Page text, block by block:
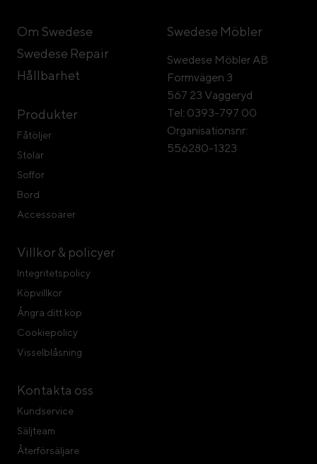
Om Swedese
Swedese Repair
Hållbarhet
Produkter
Fåtöljer
Stolar
Soffor
Bord
Accessoarer
Villkor & policyer
Integritetspolicy
Köpvillkor
Ångra ditt köp
Cookiepolicy
Visselblåsning
Kontakta oss
Kundservice
Säljteam
Återförsäljare
Swedese Möbler
Swedese Möbler AB
Formvägen 3
567 23 Vaggeryd
Tel: 0393-797 00
Organisationsnr:
556280-1323